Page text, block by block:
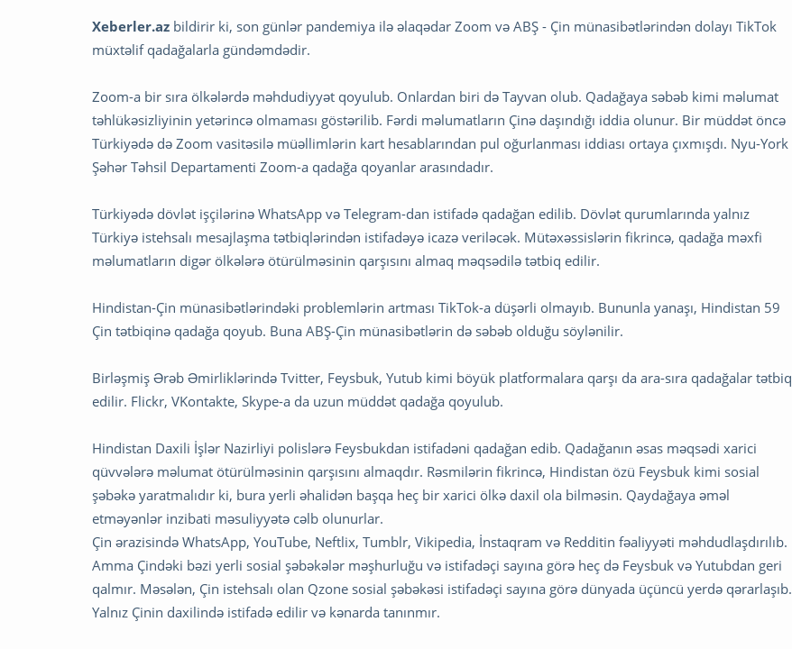
Xeberler.az bildirir ki, son günlər pandemiya ilə əlaqədar Zoom və ABŞ - Çin münasibətlərindən dolayı TikTok
müxtəlif qadağalarla gündəmdədir.
Zoom-a bir sıra ölkələrdə məhdudiyyət qoyulub. Onlardan biri də Tayvan olub. Qadağaya səbəb kimi məlumat
təhlükəsizliyinin yetərincə olmaması göstərilib. Fərdi məlumatların Çinə daşındığı iddia olunur. Bir müddət öncə
Türkiyədə də Zoom vasitəsilə müəllimlərin kart hesablarından pul oğurlanması iddiası ortaya çıxmışdı. Nyu-York
Şəhər Təhsil Departamenti Zoom-a qadağa qoyanlar arasındadır.
Türkiyədə dövlət işçilərinə WhatsApp və Telegram-dan istifadə qadağan edilib. Dövlət qurumlarında yalnız
Türkiyə istehsalı mesajlaşma tətbiqlərindən istifadəyə icazə veriləcək. Mütəxəssislərin fikrincə, qadağa məxfi
məlumatların digər ölkələrə ötürülməsinin qarşısını almaq məqsədilə tətbiq edilir.
Hindistan-Çin münasibətlərindəki problemlərin artması TikTok-a düşərli olmayıb. Bununla yanaşı, Hindistan 59
Çin tətbiqinə qadağa qoyub. Buna ABŞ-Çin münasibətlərin də səbəb olduğu söylənilir.
Birləşmiş Ərəb Əmirliklərində Tvitter, Feysbuk, Yutub kimi böyük platformalara qarşı da ara-sıra qadağalar tətbiq
edilir. Flickr, VKontakte, Skype-a da uzun müddət qadağa qoyulub.
Hindistan Daxili İşlər Nazirliyi polislərə Feysbukdan istifadəni qadağan edib. Qadağanın əsas məqsədi xarici
qüvvələrə məlumat ötürülməsinin qarşısını almaqdır. Rəsmilərin fikrincə, Hindistan özü Feysbuk kimi sosial
şəbəkə yaratmalıdır ki, bura yerli əhalidən başqa heç bir xarici ölkə daxil ola bilməsin. Qaydağaya əməl
etməyənlər inzibati məsuliyyətə cəlb olunurlar.
Çin ərazisində WhatsApp, YouTube, Neftlix, Tumblr, Vikipedia, İnstaqram və Redditin fəaliyyəti məhdudlaşdırılıb.
Amma Çindəki bəzi yerli sosial şəbəkələr məşhurluğu və istifadəçi sayına görə heç də Feysbuk və Yutubdan geri
qalmır. Məsələn, Çin istehsalı olan Qzone sosial şəbəkəsi istifadəçi sayına görə dünyada üçüncü yerdə qərarlaşıb.
Yalnız Çinin daxilində istifadə edilir və kənarda tanınmır.